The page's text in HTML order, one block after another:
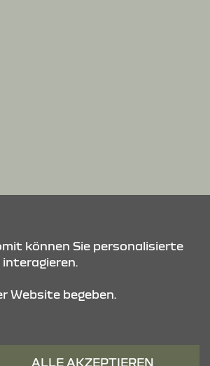
können Sie personalisierte
Website begeben.
ALLE AKZEPTIEREN